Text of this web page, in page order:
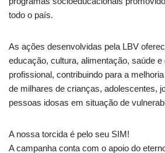
todo o país.
As ações desenvolvidas pela LBV
educação, cultura, alimentação, saúde
profissional, contribuindo para a
de milhares de crianças, adolescentes,
pessoas idosas em situação de
A nossa torcida é pelo seu SIM!
A campanha conta com o apoio do